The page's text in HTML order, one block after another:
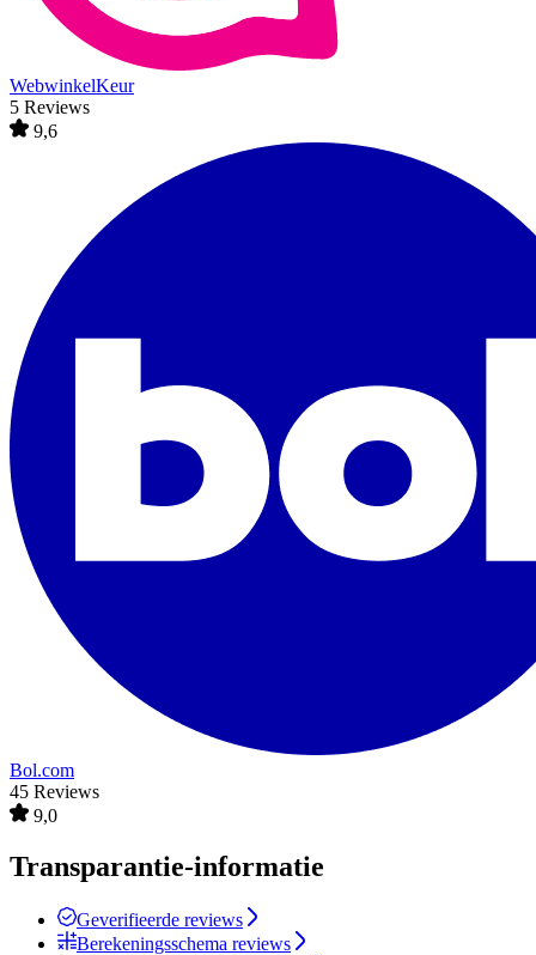
WebwinkelKeur
5 Reviews
9,6
Bol.com
45 Reviews
9,0
Transparantie-informatie
Geverifieerde reviews
Berekeningsschema reviews